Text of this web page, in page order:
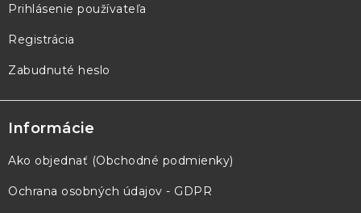
Prihlásenie používateľa
Registrácia
Zabudnuté heslo
Informácie
Ako objednať (Obchodné podmienky)
Ochrana osobných údajov - GDPR